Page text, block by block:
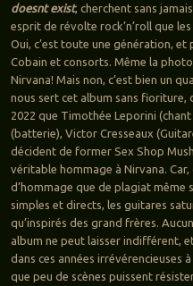
doesnt exist, cherchent sans
esprit de révolte rock’n’roll que
Oui, c’est toute une génération,
Cobain et consorts. Même la
Nirvana! Mais non, c’est bien un
nous sert cet album sans fioriture,
2022 que Timothée Leporini
(batterie), Victor Cresseaux
décident de former Sex Shop
véritable hommage à Nirvana. Car,
d’hommage que de plagiat
simples et directs, les guitares
qu’inspirés des grand frères.
album ne peut laisser indifférent,
dans ces années irrévérencieuses
que peu de scènes puissent